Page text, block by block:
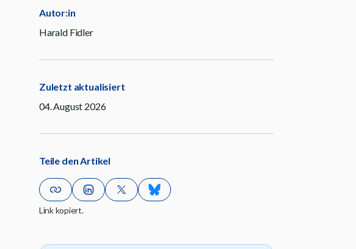
Autor:in
Harald Fidler
Zuletzt aktualisiert
04. August 2026
Teile den Artikel
Link kopiert.